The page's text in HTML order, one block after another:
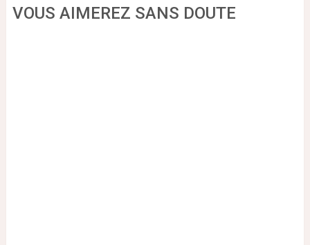
VOUS AIMEREZ SANS DOUTE